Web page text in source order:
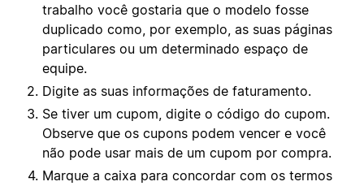
trabalho você gostaria que o modelo fosse
duplicado como, por exemplo, as suas páginas
particulares ou um determinado espaço de
equipe.
Digite as suas informações de faturamento.
Se tiver um cupom, digite o código do cupom.
Observe que os cupons podem vencer e você
não pode usar mais de um cupom por compra.
Marque a caixa para concordar com os termos